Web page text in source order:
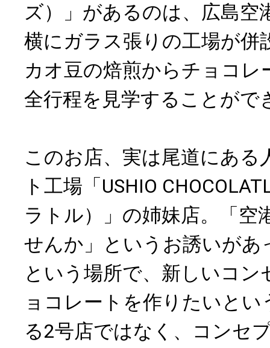
ズ）」があるのは、広島空
横にガラス張りの工場が併
カオ豆の焙煎からチョコレ
全行程を見学することがで
このお店、実は尾道にある
ト工場「USHIO
ラトル）」の姉妹店。「空
せんか」というお誘いがあ
という場所で、新しいコ
ョコレートを作りたいと
る2号店ではなく、コンセ